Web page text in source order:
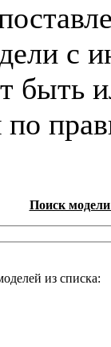
с
быть
по
Поиск
из списка: